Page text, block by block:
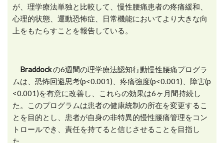
が、理学療法単独と比較して、慢性腰痛患者の疼痛緩和、
心理的状態、運動恐怖症、日常機能においてより大きな向
上をもたらすことを報告している。
Braddockの6週間の理学療法認知行動慢性腰痛プログラ
ムは、恐怖回避思考(p<0.001)、疼痛強度(p<0.001)、障害(p
<0.001)を有意に改善し、これらの効果は6ヶ月間持続し
た。このプログラムは患者の健康統制の所在を変更するこ
とを目的とし、患者が自身の非特異的慢性腰痛管理をコン
トロールでき、責任を持てると信じさせることを目指し
た。